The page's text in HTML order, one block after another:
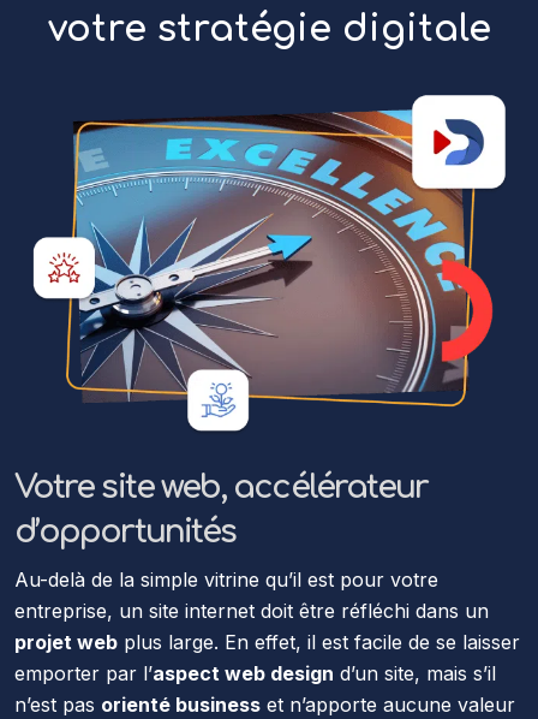
votre stratégie digitale
Votre site web, accélérateur
d’opportunités
Au-delà de la simple vitrine qu’il est pour votre
entreprise, un site internet doit être réfléchi dans un
projet web plus large. En effet, il est facile de se laisser
emporter par l’aspect web design d’un site, mais s’il
n’est pas orienté business et n’apporte aucune valeur